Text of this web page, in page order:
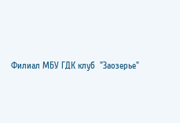
Филиал МБУ ГДК клуб "Заозерье"